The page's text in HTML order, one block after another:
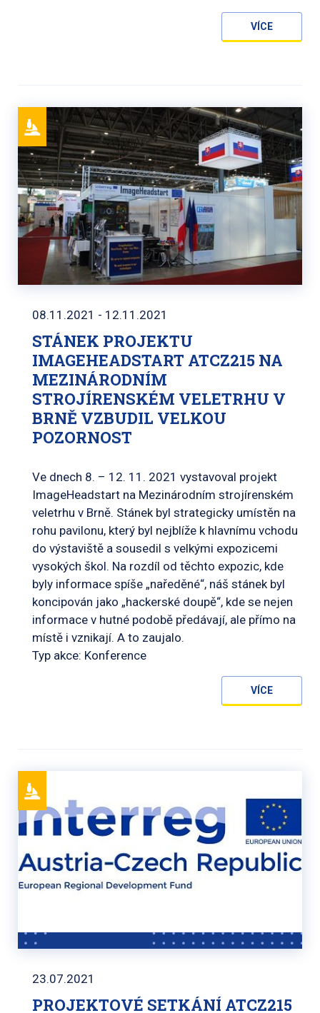
VÍCE
08.11.2021 - 12.11.2021
STÁNEK PROJEKTU
IMAGEHEADSTART ATCZ215 NA
MEZINÁRODNÍM
STROJÍRENSKÉM VELETRHU V
BRNĚ VZBUDIL VELKOU
POZORNOST
Ve dnech 8. – 12. 11. 2021 vystavoval projekt
ImageHeadstart na Mezinárodním strojírenském
veletrhu v Brně. Stánek byl strategicky umístěn na
rohu pavilonu, který byl nejblíže k hlavnímu vchodu
do výstaviště a sousedil s velkými expozicemi
vysokých škol. Na rozdíl od těchto expozic, kde
byly informace spíše „naředěné“, náš stánek byl
koncipován jako „hackerské doupě“, kde se nejen
informace v hutné podobě předávají, ale přímo na
místě i vznikají. A to zaujalo.
Typ akce: Konference
VÍCE
23.07.2021
PROJEKTOVÉ SETKÁNÍ ATCZ215